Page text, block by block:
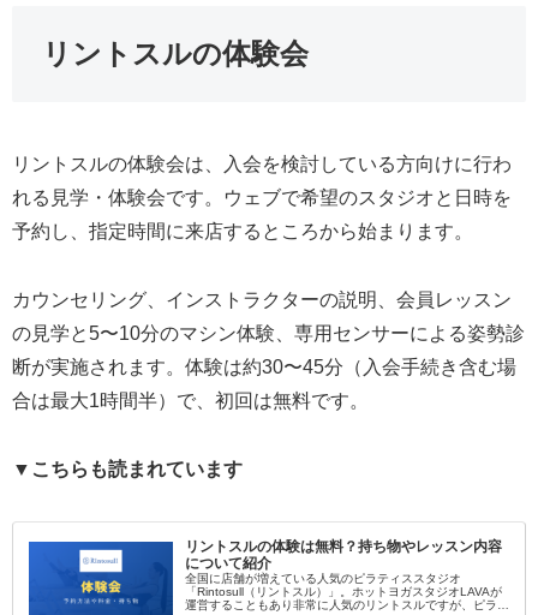
リントスルの体験会
リントスルの体験会は、入会を検討している方向けに行わ
れる見学・体験会です。ウェブで希望のスタジオと日時を
予約し、指定時間に来店するところから始まります。
カウンセリング、インストラクターの説明、会員レッスン
の見学と5〜10分のマシン体験、専用センサーによる姿勢診
断が実施されます。体験は約30〜45分（入会手続き含む場
合は最大1時間半）で、初回は無料です。
▼こちらも読まれています
リントスルの体験は無料？持ち物やレッスン内容
について紹介
全国に店舗が増えている人気のピラティススタジオ
「Rintosull（リントスル）」。ホットヨガスタジオLAVAが
運営することもあり非常に人気のリントスルですが、ピラテ